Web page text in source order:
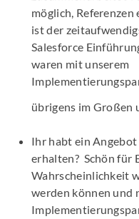
möglich,
ist der
Salesforce
waren mit unserem
übrigens im Großen
Ihr habt ein
erhalten? Schön für
Wahrscheinlichkeit
werden können und